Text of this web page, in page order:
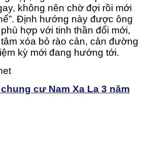
không nên chờ đợi rồi mới
Định hướng này được ông
hợp với tinh thần đổi mới,
xóa bỏ rào cản, cản đường
kỳ mới đang hướng tới.
cư Nam Xa La 3 năm